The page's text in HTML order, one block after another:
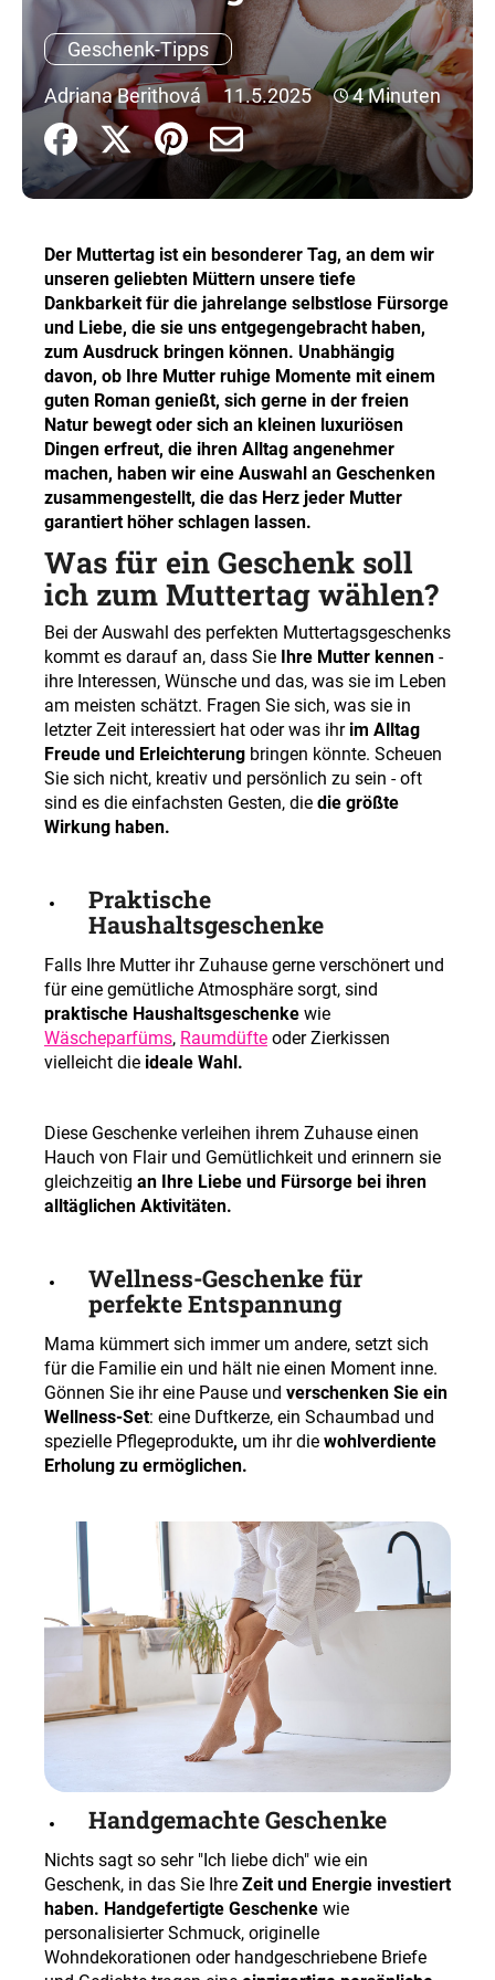
Geschenk-Tipps
Adriana Berithová
11.5.2025 4 Minuten
Der Muttertag ist ein besonderer Tag, an dem wir
unseren geliebten Müttern unsere tiefe
Dankbarkeit für die jahrelange selbstlose Fürsorge
und Liebe, die sie uns entgegengebracht haben,
zum Ausdruck bringen können. Unabhängig
davon, ob Ihre Mutter ruhige Momente mit einem
guten Roman genießt, sich gerne in der freien
Natur bewegt oder sich an kleinen luxuriösen
Dingen erfreut, die ihren Alltag angenehmer
machen, haben wir eine Auswahl an Geschenken
zusammengestellt, die das Herz jeder Mutter
garantiert höher schlagen lassen.
Was für ein Geschenk soll
ich zum Muttertag wählen?
Bei der Auswahl des perfekten Muttertagsgeschenks
kommt es darauf an, dass Sie Ihre Mutter kennen -
ihre Interessen, Wünsche und das, was sie im Leben
am meisten schätzt. Fragen Sie sich, was sie in
letzter Zeit interessiert hat oder was ihr im Alltag
Freude und Erleichterung bringen könnte. Scheuen
Sie sich nicht, kreativ und persönlich zu sein - oft
sind es die einfachsten Gesten, die die größte
Wirkung haben.
Praktische
Haushaltsgeschenke
Falls Ihre Mutter ihr Zuhause gerne verschönert und
für eine gemütliche Atmosphäre sorgt, sind
praktische Haushaltsgeschenke wie
Wäscheparfüms, Raumdüfte oder Zierkissen
vielleicht die ideale Wahl.
Diese Geschenke verleihen ihrem Zuhause einen
Hauch von Flair und Gemütlichkeit und erinnern sie
gleichzeitig an Ihre Liebe und Fürsorge bei ihren
alltäglichen Aktivitäten.
Wellness-Geschenke für
perfekte Entspannung
Mama kümmert sich immer um andere, setzt sich
für die Familie ein und hält nie einen Moment inne.
Gönnen Sie ihr eine Pause und verschenken Sie ein
Wellness-Set: eine Duftkerze, ein Schaumbad und
spezielle Pflegeprodukte, um ihr die wohlverdiente
Erholung zu ermöglichen.
Handgemachte Geschenke
Nichts sagt so sehr "Ich liebe dich" wie ein
Geschenk, in das Sie Ihre Zeit und Energie investiert
haben. Handgefertigte Geschenke wie
personalisierter Schmuck, originelle
Wohndekorationen oder handgeschriebene Briefe
SUCHEN
W
i